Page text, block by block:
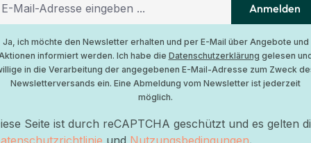
Anmelden
Ja, ich möchte den Newsletter erhalten und per E-Mail über Angebote und
informiert werden. Ich habe die Datenschutzerklärung gelesen
in die Verarbeitung der angegebenen E-Mail-Adresse zum Zweck
Newsletterversands ein. Eine Abmeldung vom Newsletter ist jederzeit
möglich.
Seite ist durch reCAPTCHA geschützt und es gelten
und Nutzungsbedingungen.